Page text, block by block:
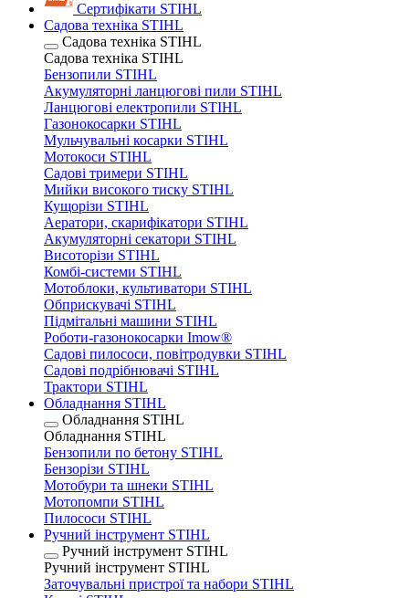
Сертифікати STIHL
Садова техніка STIHL
Садова техніка STIHL
Садова техніка STIHL
Бензопили STIHL
Акумуляторні ланцюгові пили STIHL
Ланцюгові електропили STIHL
Газонокосарки STIHL
Мульчувальні косарки STIHL
Мотокоси STIHL
Садові тримери STIHL
Мийки високого тиску STIHL
Кущорізи STIHL
Аератори, скарифікатори STIHL
Акумуляторні секатори STIHL
Висоторізи STIHL
Комбі-системи STIHL
Мотоблоки, культиватори STIHL
Обприскувачі STIHL
Підмітальні машини STIHL
Роботи-газонокосарки Imow®
Садові пилососи, повітродувки STIHL
Садові подрібнювачі STIHL
Трактори STIHL
Обладнання STIHL
Обладнання STIHL
Обладнання STIHL
Бензопили по бетону STIHL
Бензорізи STIHL
Мотобури та шнеки STIHL
Мотопомпи STIHL
Пилососи STIHL
Ручний інструмент STIHL
Ручний інструмент STIHL
Ручний інструмент STIHL
Заточувальні пристрої та набори STIHL